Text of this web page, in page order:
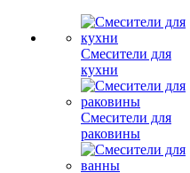
Смесители для
кухни
Смесители для
раковины